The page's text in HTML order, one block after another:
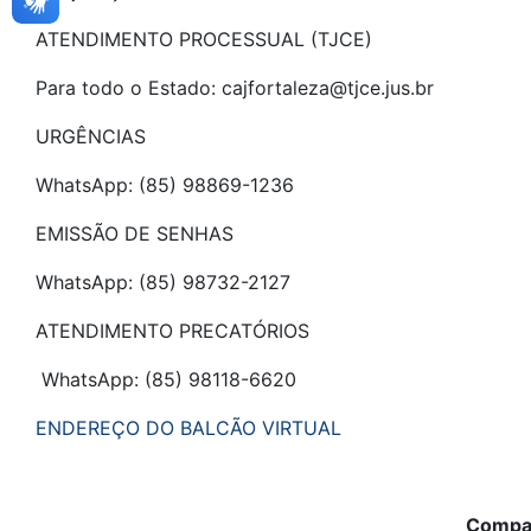
ATENDIMENTO PROCESSUAL (TJCE)
Para todo o Estado: cajfortaleza@tjce.jus.br
URGÊNCIAS
WhatsApp: (85) 98869-1236
EMISSÃO DE SENHAS
WhatsApp: (85) 98732-2127
ATENDIMENTO PRECATÓRIOS
WhatsApp: (85) 98118-6620
ENDEREÇO DO BALCÃO VIRTUAL